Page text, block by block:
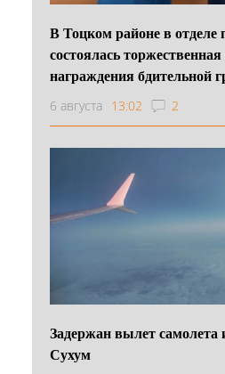
В Тоцком районе в отделе
состоялась
награждения бдительной
6 августа 13:02 2
Задержан вылет самолета
Сухум